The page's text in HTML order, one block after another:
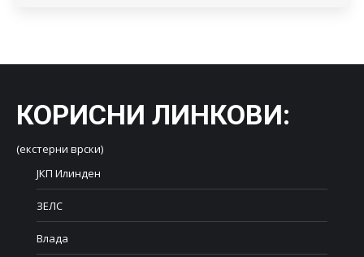
КОРИСНИ ЛИНКОВИ:
(екстерни врски)
ЈКП Илинден
ЗЕЛС
Влада